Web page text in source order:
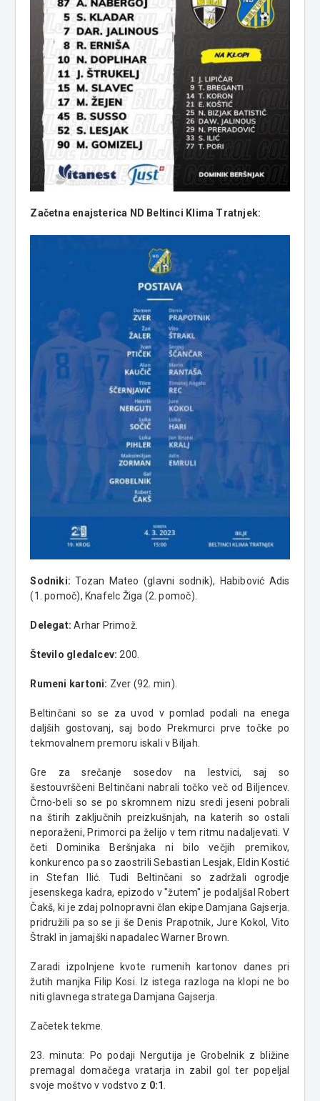
Začetna enajsterica ND Beltinci Klima Tratnjek:
Sodniki: Tozan Mateo (glavni sodnik), Habibović Adis
(1. pomoč), Knafelc Žiga (2. pomoč).
Delegat: Arhar Primož.
Število gledalcev: 200.
Rumeni kartoni: Zver (92. min).
Beltinčani so se za uvod v pomlad podali na enega
daljših gostovanj, saj bodo Prekmurci prve točke po
tekmovalnem premoru iskali v Biljah.
Gre za srečanje sosedov na lestvici, saj so
šestouvrščeni Beltinčani nabrali točko več od Biljencev.
Črno-beli so se po skromnem nizu sredi jeseni pobrali
na štirih zaključnih preizkušnjah, na katerih so ostali
neporaženi, Primorci pa želijo v tem ritmu nadaljevati. V
četi Dominika Beršnjaka ni bilo večjih premikov,
konkurenco pa so zaostrili Sebastian Lesjak, Eldin Kostić
in Stefan Ilić. Tudi Beltinčani so zadržali ogrodje
jesenskega kadra, epizodo v "žutem" je podaljšal Robert
Čakš, ki je zdaj polnopravni član ekipe Damjana Gajserja.
pridružili pa so se ji še Denis Prapotnik, Jure Kokol, Vito
Štrakl in jamajški napadalec Warner Brown.
Zaradi izpolnjene kvote rumenih kartonov danes pri
žutih manjka Filip Kosi. Iz istega razloga na klopi ne bo
niti glavnega stratega Damjana Gajserja.
Začetek tekme.
23. minuta: Po podaji Nergutija je Grobelnik z bližine
premagal domačega vratarja in zabil gol ter popeljal
svoje moštvo v vodstvo z 0:1